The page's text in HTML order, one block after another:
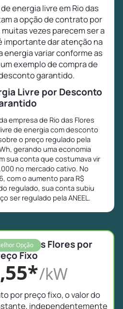
energia livre em Rio das
a opção de contrato por
vezes parecem ser a
importante dar atenção na
energia variar conforme as
exemplo de compra de
garantido.
Livre por Desconto
empresa de Rio das Flores
de energia com desconto
o preço regulado pela
gerando uma economia
sua conta que costumava vir
no mercado cativo. No
com o aumento para R$
regulado, sua conta subiu
ser regulado pela ANEEL.
Opção
Rio das Flores por
Fixo
/kW
por preço fixo, o valor do
independentemente